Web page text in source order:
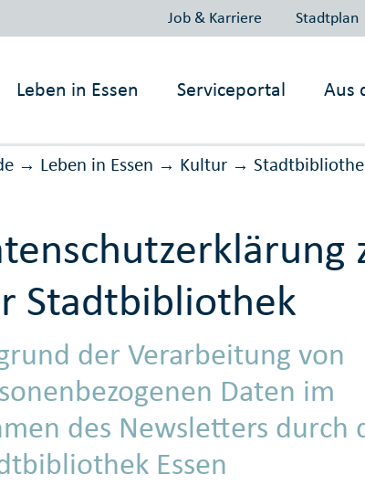
Job & Karriere Stadtplan
Leben in Essen Serviceportal Aus
→ Leben in Essen → Kultur →
Stadtbibliothek
der Verarbeitung von
Daten im
des Newsletters durch
Essen